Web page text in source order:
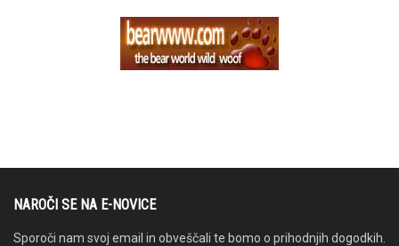
NAROČI SE NA E-NOVICE
Sporoči nam svoj email in obveščali te bomo o prihodnjih dogodkih.